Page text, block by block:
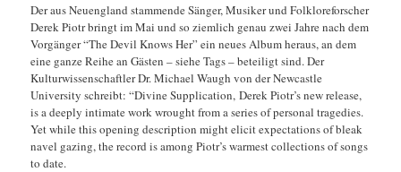
Der aus Neuengland stammende Sänger, Musiker und Folkloreforscher
Derek Piotr bringt im Mai und so ziemlich genau zwei Jahre nach dem
Vorgänger “The Devil Knows Her” ein neues Album heraus, an dem
eine ganze Reihe an Gästen – siehe Tags – beteiligt sind. Der
Kulturwissenschaftler Dr. Michael Waugh von der Newcastle
University schreibt: “Divine Supplication, Derek Piotr’s new release,
is a deeply intimate work wrought from a series of personal tragedies.
Yet while this opening description might elicit expectations of bleak
navel gazing, the record is among Piotr’s warmest collections of songs
to date.